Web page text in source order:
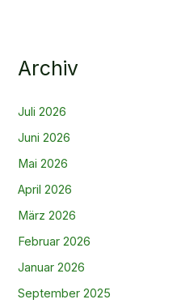
Archiv
Juli 2026
Juni 2026
Mai 2026
April 2026
März 2026
Februar 2026
Januar 2026
September 2025